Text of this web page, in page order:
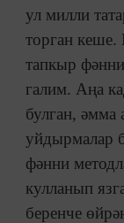
ул милли
торган кеше.
тапкыр
галим. Аңа
булган, әмма
уйдырмалар
фәнни
кулланып
беренче